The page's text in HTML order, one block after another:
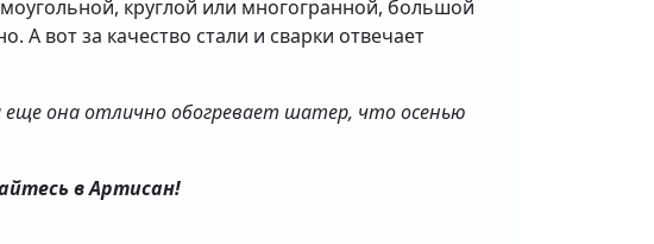
круглой или многогранной, большой
А вот за качество стали и сварки отвечает
еще она отлично обогревает шатер, что осенью
в Артисан!